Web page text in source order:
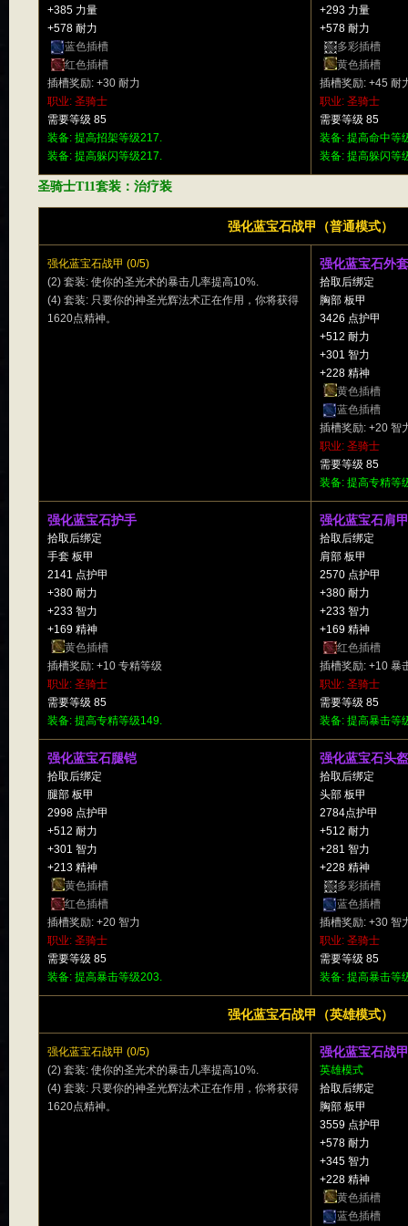
+385 力量
+578 耐力
蓝色插槽
红色插槽
插槽奖励: +30 耐力
职业: 圣骑士
需要等级 85
装备: 提高招架等级217.
装备: 提高躲闪等级217.
+293 力量
+578 耐力
多彩插槽
黄色插槽
插槽奖励: +45 耐
职业: 圣骑士
需要等级 85
装备: 提高命中等
装备: 提高躲闪等
圣骑士T11套装：治疗装
强化蓝宝石战甲（普通模式）
强化蓝宝石战甲 (0/5)
(2) 套装: 使你的圣光术的暴击几率提高10%.
(4) 套装: 只要你的神圣光辉法术正在作用，你将获得
1620点精神。
强化蓝宝石外
拾取后绑定
胸部 板甲
3426 点护甲
+512 耐力
+301 智力
+228 精神
黄色插槽
蓝色插槽
插槽奖励: +20 智
职业: 圣骑士
需要等级 85
装备: 提高专精等
强化蓝宝石护手
拾取后绑定
手套 板甲
2141 点护甲
+380 耐力
+233 智力
+169 精神
黄色插槽
插槽奖励: +10 专精等级
职业: 圣骑士
需要等级 85
装备: 提高专精等级149.
强化蓝宝石肩
拾取后绑定
肩部 板甲
2570 点护甲
+380 耐力
+233 智力
+169 精神
红色插槽
插槽奖励: +10 暴
职业: 圣骑士
需要等级 85
装备: 提高暴击等
强化蓝宝石腿铠
拾取后绑定
腿部 板甲
2998 点护甲
+512 耐力
+301 智力
+213 精神
黄色插槽
红色插槽
插槽奖励: +20 智力
职业: 圣骑士
需要等级 85
装备: 提高暴击等级203.
强化蓝宝石头
拾取后绑定
头部 板甲
2784点护甲
+512 耐力
+281 智力
+228 精神
多彩插槽
蓝色插槽
插槽奖励: +30 智
职业: 圣骑士
需要等级 85
装备: 提高暴击等
强化蓝宝石战甲（英雄模式）
强化蓝宝石战甲 (0/5)
(2) 套装: 使你的圣光术的暴击几率提高10%.
(4) 套装: 只要你的神圣光辉法术正在作用，你将获得
1620点精神。
强化蓝宝石战
英雄模式
拾取后绑定
胸部 板甲
3559 点护甲
+578 耐力
+345 智力
+228 精神
黄色插槽
蓝色插槽